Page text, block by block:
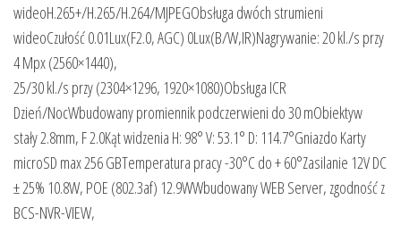
wideoH.265+/H.265/H.264/MJPEGObsługa dwóch strumieni
wideoCzułość 0.01Lux(F2.0, AGC) 0Lux(B/W,IR)Nagrywanie: 20 kl./s przy
4 Mpx (2560×1440),
25/30 kl./s przy (2304×1296, 1920×1080)Obsługa ICR
Dzień/NocWbudowany promiennik podczerwieni do 30 mObiektyw
stały 2.8mm, F 2.0Kąt widzenia H: 98° V: 53.1° D: 114.7°Gniazdo Karty
microSD max 256 GBTemperatura pracy -30°C do + 60°Zasilanie 12V DC
± 25% 10.8W, POE (802.3af) 12.9WWbudowany WEB Server, zgodność z
BCS-NVR-VIEW,